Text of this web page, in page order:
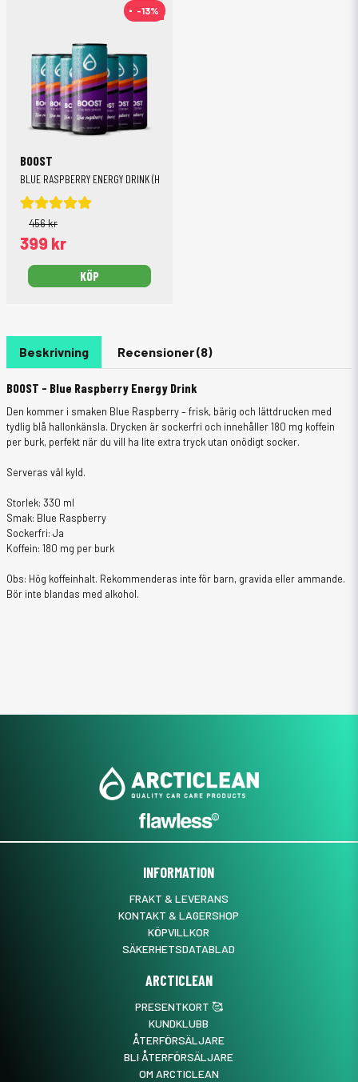
Beskrivning Recensioner (8)
BOOST - Blue Raspberry Energy Drink
Den kommer i smaken Blue Raspberry – frisk, bärig och lättdrucken med
tydlig blå hallonkänsla. Drycken är sockerfri och innehåller 180 mg koffein
per burk, perfekt när du vill ha lite extra tryck utan onödigt socker.
Serveras väl kyld.
Storlek: 330 ml
Smak: Blue Raspberry
Sockerfri: Ja
Koffein: 180 mg per burk
Obs: Hög koffeinhalt. Rekommenderas inte för barn, gravida eller ammande.
Bör inte blandas med alkohol.
BOOST
BLUE RASPBERRY ENERGY DRINK (HELT FLAK)
-13%
456 kr
399 kr
KÖP
-13%
INFORMATION
FRAKT & LEVERANS
KONTAKT & LAGERSHOP
KÖPVILLKOR
SÄKERHETSDATABLAD
ARCTICLEAN
PRESENTKORT 🥰
KUNDKLUBB
ÅTERFÖRSÄLJARE
BLI ÅTERFÖRSÄLJARE
OM ARCTICLEAN